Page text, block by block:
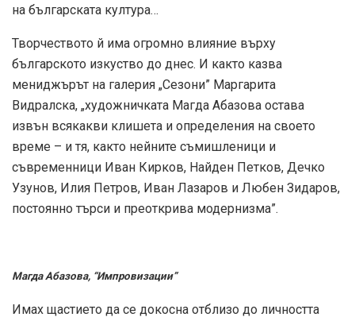
на българската култура…
Творчеството й има огромно влияние върху
българското изкуство до днес. И както казва
мениджърът на галерия „Сезони” Маргарита
Видралска, „художничката Магда Абазова остава
извън всякакви клишета и определения на своето
време – и тя, както нейните съмишленици и
съвременници Иван Кирков, Найден Петков, Дечко
Узунов, Илия Петров, Иван Лазаров и Любен Зидаров,
постоянно търси и преоткрива модернизма”.
Магда Абазова, “Импровизации”
Имах щастието да се докосна отблизо до личността